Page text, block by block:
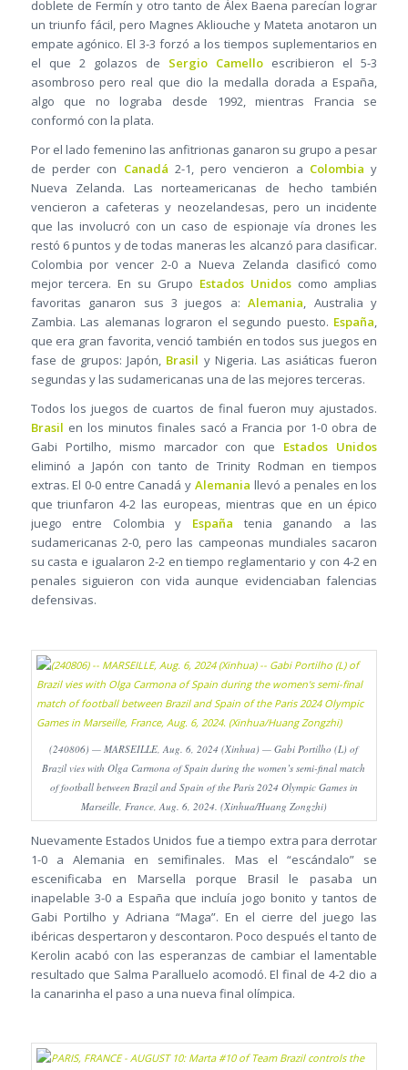
doblete de Fermín y otro tanto de Álex Baena parecían lograr
un triunfo fácil, pero Magnes Akliouche y Mateta anotaron un
empate agónico. El 3-3 forzó a los tiempos suplementarios en
el que 2 golazos de Sergio Camello escribieron el 5-3
asombroso pero real que dio la medalla dorada a España,
algo que no lograba desde 1992, mientras Francia se
conformó con la plata.
Por el lado femenino las anfitrionas ganaron su grupo a pesar
de perder con Canadá 2-1, pero vencieron a Colombia y
Nueva Zelanda. Las norteamericanas de hecho también
vencieron a cafeteras y neozelandesas, pero un incidente
que las involucró con un caso de espionaje vía drones les
restó 6 puntos y de todas maneras les alcanzó para clasificar.
Colombia por vencer 2-0 a Nueva Zelanda clasificó como
mejor tercera. En su Grupo Estados Unidoscomo amplias
favoritas ganaron sus 3 juegos a: Alemania, Australia y
Zambia. Las alemanas lograron el segundo puesto. España,
que era gran favorita, venció también en todos sus juegos en
fase de grupos: Japón, Brasil y Nigeria. Las asiáticas fueron
segundas y las sudamericanas una de las mejores terceras.
Todos los juegos de cuartos de final fueron muy ajustados.
Brasil en los minutos finales sacó a Francia por 1-0 obra de
Gabi Portilho, mismo marcador con que Estados Unidos
eliminó a Japón con tanto de Trinity Rodman en tiempos
extras. El 0-0 entre Canadá y Alemania llevó a penales en los
que triunfaron 4-2 las europeas, mientras que en un épico
juego entre Colombia y España tenia ganando a las
sudamericanas 2-0, pero las campeonas mundiales sacaron
su casta e igualaron 2-2 en tiempo reglamentario y con 4-2 en
penales siguieron con vida aunque evidenciaban falencias
defensivas.
(240806) — MARSEILLE, Aug. 6, 2024 (Xinhua) — Gabi Portilho (L) of
Brazil vies with Olga Carmona of Spain during the women’s semi-final match
of football between Brazil and Spain of the Paris 2024 Olympic Games in
Marseille, France, Aug. 6, 2024. (Xinhua/Huang Zongzhi)
Nuevamente Estados Unidos fue a tiempo extra para derrotar
1-0 a Alemania en semifinales. Mas el “escándalo” se
escenificaba en Marsella porque Brasil le pasaba un
inapelable 3-0 a España que incluía jogo bonito y tantos de
Gabi Portilho y Adriana “Maga”. En el cierre del juego las
ibéricas despertaron y descontaron. Poco después el tanto de
Kerolin acabó con las esperanzas de cambiar el lamentable
resultado que Salma Paralluelo acomodó. El final de 4-2 dio a
la canarinha el paso a una nueva final olímpica.